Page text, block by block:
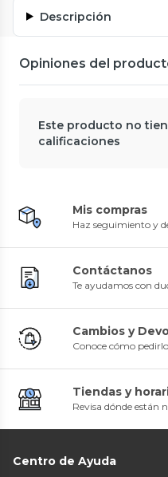
Descripción
Opiniones del
Este producto no
calificaciones
Mis compras
Haz seguimiento y
Contáctanos
Te ayudamos con
Cambios y
Conoce cómo
Tiendas y
Revisa dónde están
Centro de Ayuda